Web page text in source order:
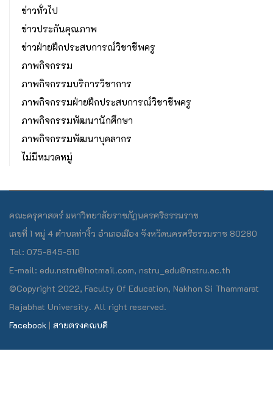
ข่าวทั่วไป
ข่าวประกันคุณภาพ
ข่าวฝ่ายฝึกประสบการณ์วิชาชีพครู
ภาพกิจกรรม
ภาพกิจกรรมบริการวิชาการ
ภาพกิจกรรมฝ่ายฝึกประสบการณ์วิชาชีพครู
ภาพกิจกรรมพัฒนานักศึกษา
ภาพกิจกรรมพัฒนาบุคลากร
ไม่มีหมวดหมู่
คณะครุศาสตร์ มหาวิทยาลัยราชภัฏนครศรีธรรมราช
เลขที่ 1 หมู่ 4 ตำบลท่างิ้ว อำเภอเมือง จังหวัดนครศรีธรรมราช 80280
Tel: 075-845-510
E-mail: edu.nstru@hotmail.com, nstru_edu@nstru.ac.th
©Copyright 2022, Faculty Of Education, Nakhon Si Thammarat
Rajabhat University. All right reserved.
Facebook | สายตรงคณบดี